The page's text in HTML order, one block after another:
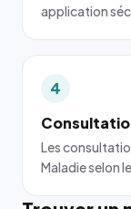
application
4
Les
Maladie selon